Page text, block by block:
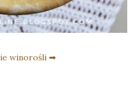
winorośli ➡